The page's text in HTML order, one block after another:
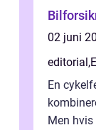
02 juni
editorial,
En
Men hvis